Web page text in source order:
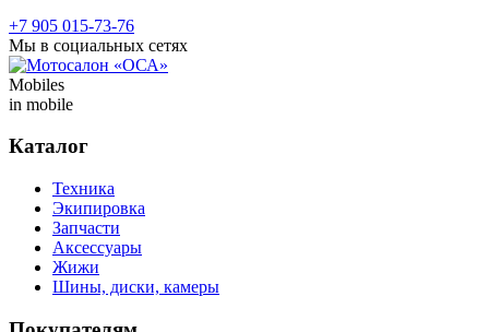
+7 905 015-73-76
Мы в социальных сетях
Mobiles
in mobile
Каталог
Техника
Экипировка
Запчасти
Аксессуары
Жижи
Шины, диски, камеры